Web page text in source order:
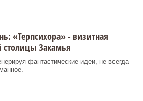
«Терпсихора» - визитная
столицы Закамья
фантастические идеи, не всегда